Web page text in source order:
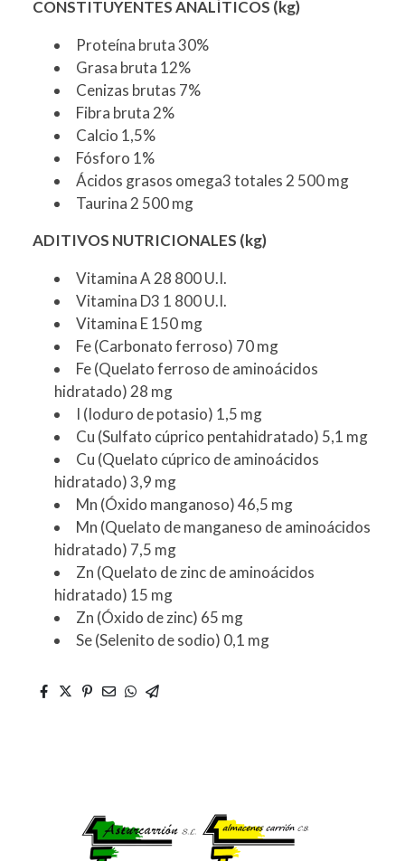
CONSTITUYENTES ANALÍTICOS (kg)
Proteína bruta 30%
Grasa bruta 12%
Cenizas brutas 7%
Fibra bruta 2%
Calcio 1,5%
Fósforo 1%
Ácidos grasos omega3 totales 2 500 mg
Taurina 2 500 mg
ADITIVOS NUTRICIONALES (kg)
Vitamina A 28 800 U.I.
Vitamina D3 1 800 U.I.
Vitamina E 150 mg
Fe (Carbonato ferroso) 70 mg
Fe (Quelato ferroso de aminoácidos
hidratado) 28 mg
I (Ioduro de potasio) 1,5 mg
Cu (Sulfato cúprico pentahidratado) 5,1 mg
Cu (Quelato cúprico de aminoácidos
hidratado) 3,9 mg
Mn (Óxido manganoso) 46,5 mg
Mn (Quelato de manganeso de aminoácidos
hidratado) 7,5 mg
Zn (Quelato de zinc de aminoácidos
hidratado) 15 mg
Zn (Óxido de zinc) 65 mg
Se (Selenito de sodio) 0,1 mg